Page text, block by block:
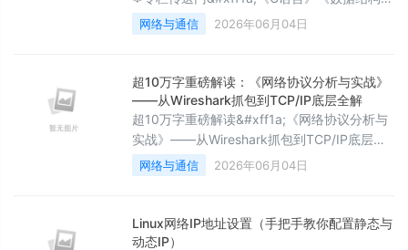
算法》《C/C&#43;&#43;干货分享&amp;学习
过程记录》 《Linux操作系统编程详解》《笔
《Python干货分享》 ⭐️为天地立心&#xff0c;为
生民立命&#xff0c;为往圣继绝学&#xff0c;为万
世开太
网络与通信 2026年06月04日
超10万字重磅解读：《网络协议分析与实战》
——从Wireshark抓包到TCP/IP底层全解
超10万字重磅解读&#xff1a;《网络协议分析与
实战》——从Wireshark抓包到TCP/IP底层全
解 作者&#xff1a;培风图南以星河揽胜 创作时间
&#xff1a;2026年4月26日 字数规模&#xff1a;超
&#xff1a;为什么你需要这份“超10万字”的解读
&#xff1f;这不仅仅是一篇读书笔记&#xff0c;而
网络与通信 2026年06月04日
Linux网络IP地址设置（手把手教你配置静态与
动态IP）